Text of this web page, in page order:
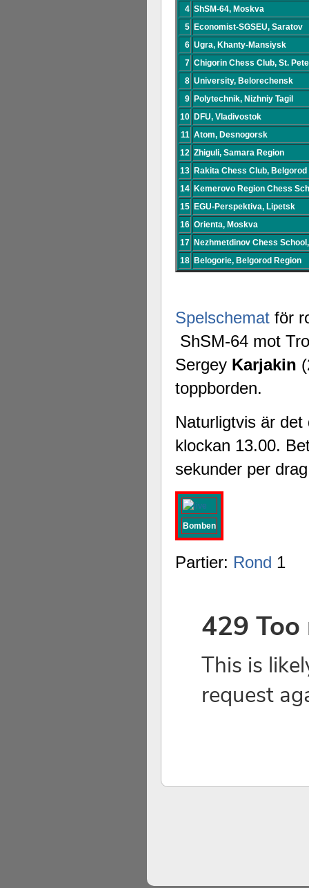
4 ShSM-64, Moskva
5 Economist-SGSEU, Saratov
6 Ugra, Khanty-Mansiysk
7 Chigorin Chess Club, St.
8 University, Belorechensk
9 Polytechnik, Nizhniy Tagil
10 DFU, Vladivostok
11 Atom, Desnogorsk
12 Zhiguli, Samara Region
13 Rakita Chess Club, Belgorod
14 Kemerovo Region Chess
15 EGU-Perspektiva, Lipetsk
16 Orienta, Moskva
17 Nezhmetdinov Chess
18 Belogorie, Belgorod Region
Spelschemat för
ShSM-64 mot
Sergey Karjakin
toppborden.
Naturligtvis är
klockan 13.00.
sekunder per
Bomben
Partier: Rond 1